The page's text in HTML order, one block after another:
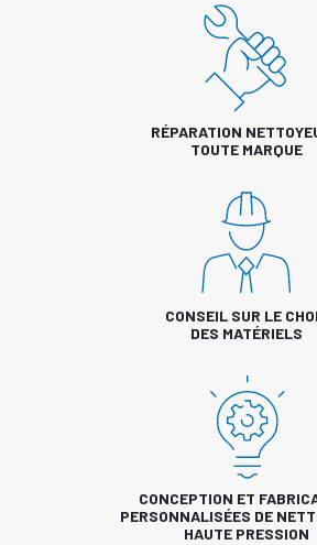
RÉPARATION
TOUTE MARQUE
CONSEIL SUR LE
DES MATÉRIELS
CONCEPTION ET
PERSONNALISÉES DE
HAUTE PRESSION